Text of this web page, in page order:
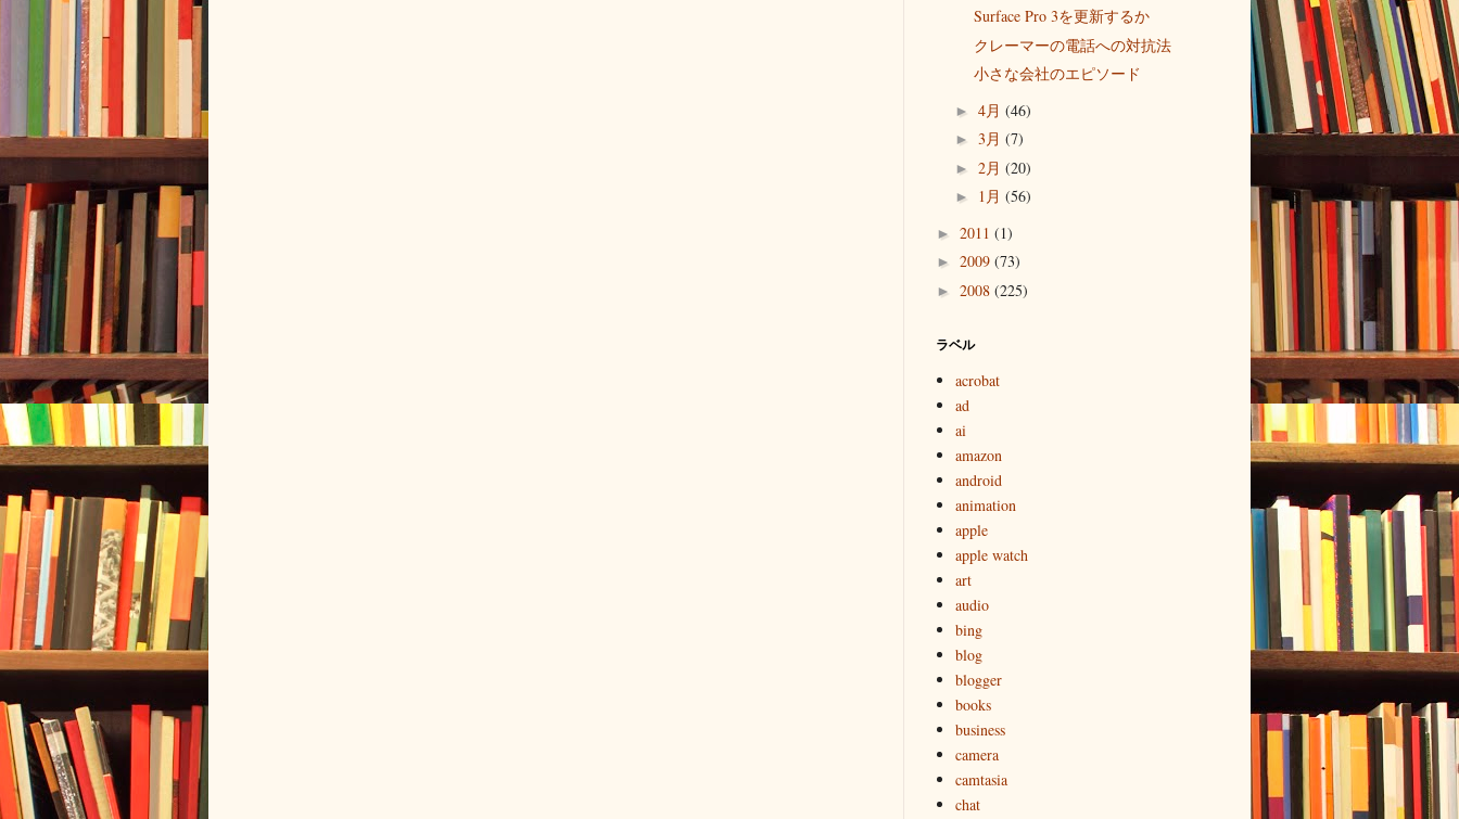
Surface Pro 3を更新するか
クレーマーの電話への対抗法
小さな会社のエピソード
► 4月 (46)
► 3月 (7)
► 2月 (20)
► 1月 (56)
► 2011 (1)
► 2009 (73)
► 2008 (225)
ラベル
acrobat
ad
ai
amazon
android
animation
apple
apple watch
art
audio
bing
blog
blogger
books
business
camera
camtasia
chat